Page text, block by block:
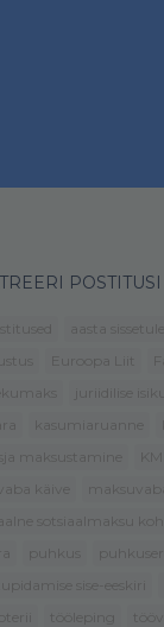
POSTITUSI
aasta
Euroopa Liit
juriidilise
kasumiaruanne
maksustamine
käive
sotsiaalmaksu
puhkus
sise-eeskiri
tööleping